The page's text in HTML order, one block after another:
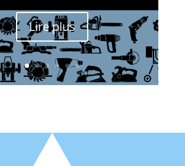
Lire plus